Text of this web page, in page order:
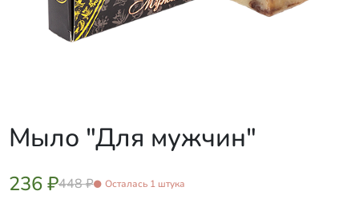
Мыло "Для мужчин"
236 ₽448 ₽ Осталась 1 штука